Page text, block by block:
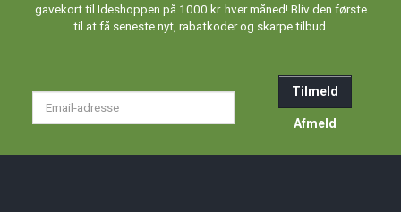
gavekort til Ideshoppen på 1000 kr. hver måned! Bliv den første
til at få seneste nyt, rabatkoder og skarpe tilbud.
Tilmeld
Afmeld